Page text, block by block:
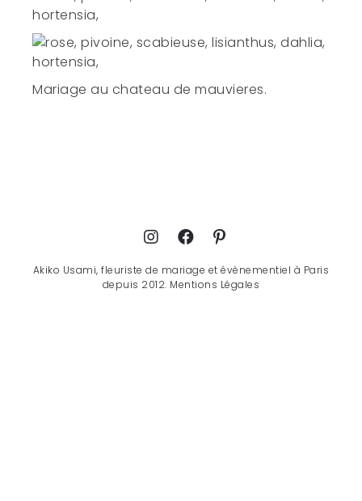
Mariage au chateau de mauvieres.
Akiko Usami, fleuriste de mariage et évènementiel à Paris
depuis 2012. Mentions Légales